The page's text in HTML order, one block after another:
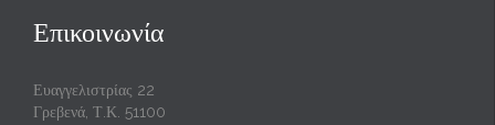
Επικοινωνία
Ευαγγελιστρίας 22
Γρεβενά, Τ.Κ. 51100